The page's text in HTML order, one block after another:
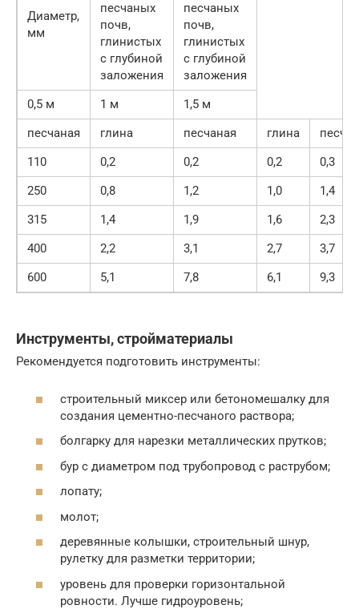
Диаметр,
мм
песчаных
почв,
глинистых
с глубиной
заложения
песчаных
почв,
глинистых
с глубиной
заложения
0,5 м
1 м
1,5 м
песчаная
глина песчаная глина
110
0,2 0,2 0,2
0,3
250
0,8 1,2 1,0
1,4
315
1,4 1,9 1,6
2,3
400
2,2 3,1 2,7
3,7
600
5,1 7,8 6,1 9,3
Инструменты, стройматериалы
Рекомендуется подготовить инструменты:
строительный миксер или бетономешалку для
создания цементно-песчаного раствора;
болгарку для нарезки металлических прутков;
бур с диаметром под трубопровод с раструбом;
лопату;
молот;
деревянные колышки, строительный шнур,
рулетку для разметки территории;
уровень для проверки горизонтальной
ровности. Лучше гидроуровень;